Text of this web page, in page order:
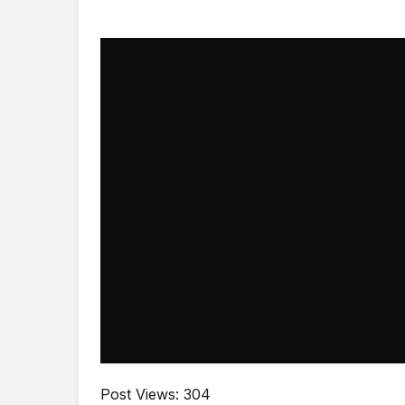
Post Views: 304